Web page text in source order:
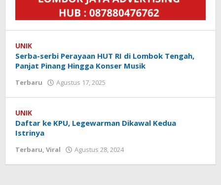
UNIK
Serba-serbi Perayaan HUT RI di Lombok Tengah,
Panjat Pinang Hingga Konser Musik
Terbaru Agustus 17, 2025
UNIK
Daftar ke KPU, Legewarman Dikawal Kedua
Istrinya
Terbaru, Viral Agustus 28, 2024